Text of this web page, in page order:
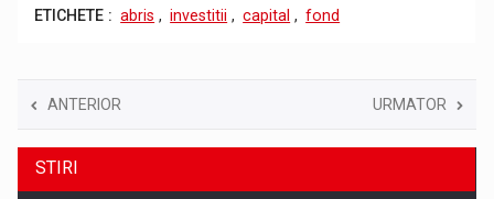
ETICHETE : abris , investitii , capital , fond
ANTERIOR URMATOR
STIRI